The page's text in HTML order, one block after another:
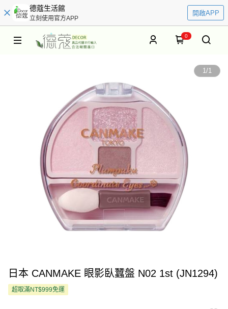
德蔻生活館
立刻使用官方APP
開啟APP
0
1/1
日本 CANMAKE 眼影臥蠶盤 N02 1st (JN1294)
超取滿NT$999免運